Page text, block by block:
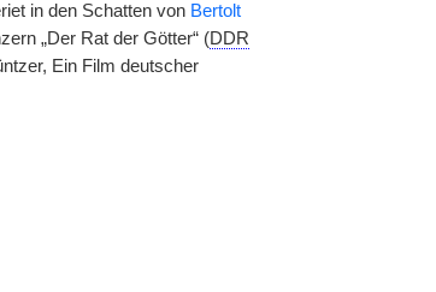
in den Schatten von Bertolt
„Der Rat der Götter“ (DDR
Ein Film deutscher